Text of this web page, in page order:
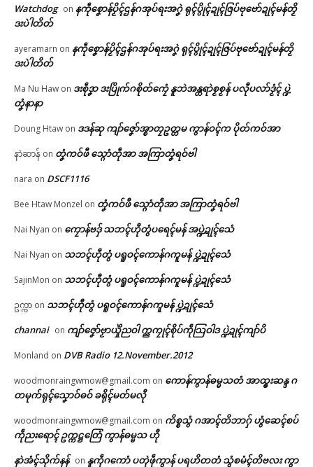
© ဌာန်ပရိုၚ်ဗၠးၜးမန်
လအ်လဵုဟွံတီရ
August 3, 2026
Watchdog on နကဵုစၞောန်ပၟိၚ်ဌန်ဂအုပ်ရးအဂၞဲ ရုၚ်ပွိုၚ်ဍုၚ်ဇြပ်ဗုဗော်ဍုၚ်မန်တၟိ
ဒးပဲါတိတ်
ayeramarn on နကဵုစၞောန်ပၟိၚ်ဌန်ဂအုပ်ရးအဂၞဲ ရုၚ်ပွိုၚ်ဍုၚ်ဇြပ်ဗုဗော်ဍုၚ်မန်တၟိ
ဒးပဲါတိတ်
Ma Nu Haw on ဒးစဵုဒၞာ ဒးပြိုက်ဂစိုတ်ကၠေံ နူဘဲအန္တရာဲစၟစၟန် ပလီုပလာ်ဒၟံၚ် ပ္ဍဲ
တၞံနာနာ
Doung Htaw on ဒဒန်ဆု ကျာ်ဇၞော်အ္စာတၠဥတ္တမ ကွာန်ဝၚ်က ပိုတ်ကဝ်အာ
နာဲဆာန် on တၞံကဝ်ဖီ သ္ဂောံတဵုအာ အကြာတၞံရဝ်ဗါ
nara on DSCF1116
Bee Htaw Monzel on တၞံကဝ်ဖီ သ္ဂောံတဵုအာ အကြာတၞံရဝ်ဗါ
Nai Nyan on ကၠောန်ဗဒှ် သဘၚ်ဟီုတွံပရေၚ်မန် အပ္ဍဲဍုၚ်သေံ
Nai Nyan on သဘၚ်ဟီုတွံ ပရူဝၚ်ကောန်ဂကူမန် ပ္ဍဲဍုၚ်သေံ
SajinMon on သဘၚ်ဟီုတွံ ပရူဝၚ်ကောန်ဂကူမန် ပ္ဍဲဍုၚ်သေံ
ဥက္ကာ on သဘၚ်ဟီုတွံ ပရူဝၚ်ကောန်ဂကူမန် ပ္ဍဲဍုၚ်သေံ
channai on ကျာ်ဇၞော်ဗၟာယှိုဲညဝါ က္ညကၠုၚ်စိုပ်ကဵုသြဝါဒ ပ္ဍဲဍုၚ်ကျာ်ပိ
Monland on DVB Radio 12.November.2012
woodmonraingwmow@gmail.com on ကောန်ကွာန်ဓမ္မသတံ အာထ္ၜးဆန္ဒ ဂ
တမုက်ရုၚ်သၞောဝ်ဓဝ် ခရိုၚ်မတ်မလီု
woodmonraingwmow@gmail.com on ကိစ္စသွံ ဂအာၚ်တိဘာဂှ် ဟွံဆေၚ်စပ်
ကဵုညးရောၚ် ဥက္ကဋ္ဌတြေံ ကွာန်ဓမ္မသ ဟီု
နာဲအံၚ်သိုက်နန် on နူကဵုဂကောံ ပတုဲဖဵုကွာန် ပရဟိတတံ သွံစမံၚ်တိဗလး ကွာ